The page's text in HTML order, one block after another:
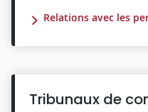
Relations avec les
Tribunaux de